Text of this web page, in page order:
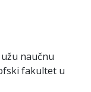
naučnu
fakultet u